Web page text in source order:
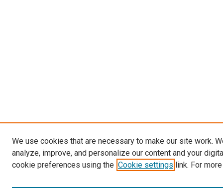
We use cookies that are necessary to make our site work.
analyze, improve, and personalize our content and your
cookie preferences using the Cookie settings link. For